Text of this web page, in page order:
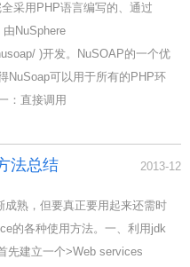
采用PHP语言编写的、通过
NuSphere
)开发。NuSOAP的一个优
NuSoap可以用于所有的PHP环
：直接调用
法总结 2013-12
熟，但要真正要用起来还需时
的各种使用方法。一、利用jdk
先建立一个>Web services